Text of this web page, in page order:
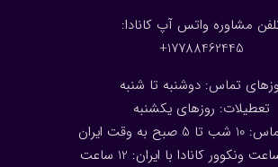
مشاوره واتس آپ کانادا:
17788462445+
تماس: دوشنبه تا شنبه
تعطیلات: روزهای یکشنبه
به وقت ایران
ونکوور کانادا با ایران: 1 2 ساعت